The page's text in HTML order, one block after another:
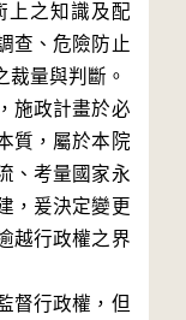
上之知識及配
查、危險防止
裁量與判斷。
施政計畫於必
質，屬於本院
、考量國家永
，爰決定變更
越行政權之界
督行政權，但